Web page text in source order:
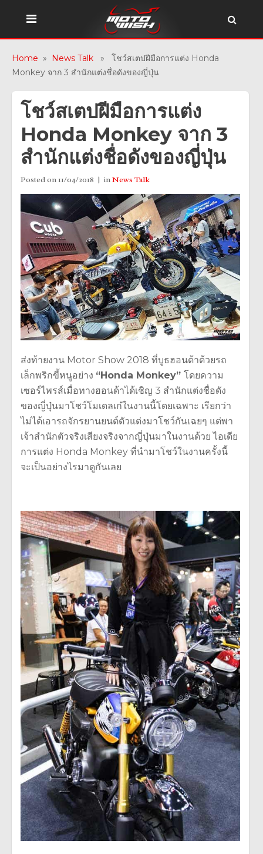
Home » News Talk » โชว์สเตปฝีมือการแต่ง Honda
Monkey จาก 3 สำนักแต่งชื่อดังของญี่ปุ่น
โชว์สเตปฝีมือการแต่ง
Honda Monkey จาก 3
สำนักแต่งชื่อดังของญี่ปุ่น
Posted on11/04/2018 inNews Talk
ส่งท้ายงาน Motor Show 2018 ที่บูธฮอนด้าด้วยรถ
เล็กพริกขี้หนูอย่าง “Honda Monkey” โดยความ
เซอร์ไพรส์เมื่อทางฮอนด้าได้เชิญ 3 สำนักแต่งชื่อดัง
ของญี่ปุ่นมาโชว์โมเดลเก๋ในงานนี้โดยเฉพาะ เรียกว่า
ไม่ได้เอารถจักรยานยนต์ตัวแต่งมาโชว์กันเฉยๆ แต่พา
เจ้าสำนักตัวจริงเสียงจริงจากญี่ปุ่นมาในงานด้วย ไอเดีย
การแต่ง Honda Monkey ที่นำมาโชว์ในงานครั้งนี้
จะเป็นอย่างไรมาดูกันเลย